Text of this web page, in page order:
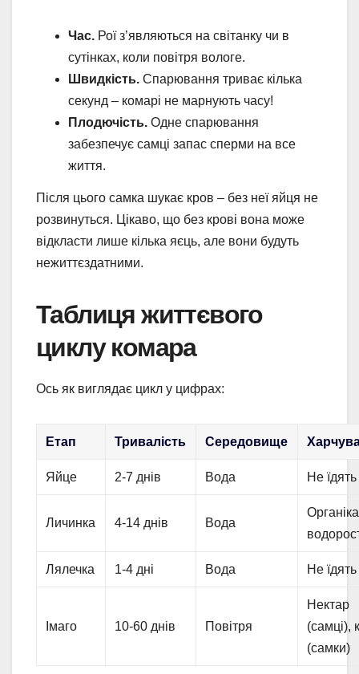
Час. Рої з’являються на світанку чи в
сутінках, коли повітря вологе.
Швидкість. Спарювання триває кілька
секунд – комарі не марнують часу!
Плодючість. Одне спарювання
забезпечує самці запас сперми на все
життя.
Після цього самка шукає кров – без неї яйця не
розвинуться. Цікаво, що без крові вона може
відкласти лише кілька яєць, але вони будуть
нежиттєздатними.
Таблиця життєвого
циклу комара
Ось як виглядає цикл у цифрах:
Етап Тривалість Середовище
Яйце 2-7 днів Вода Не їдять
Личинка 4-14 днів Вода
Лялечка 1-4 дні Вода Не їдять
Імаго 10-60 днів Повітря
Нектар
(самці),
(самки)